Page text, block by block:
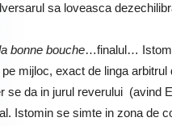
sa loveasca
bonne bouche…finalul…
mijloc, exact de linga
se da in jurul reverului (avind
Istomin se simte in zona de